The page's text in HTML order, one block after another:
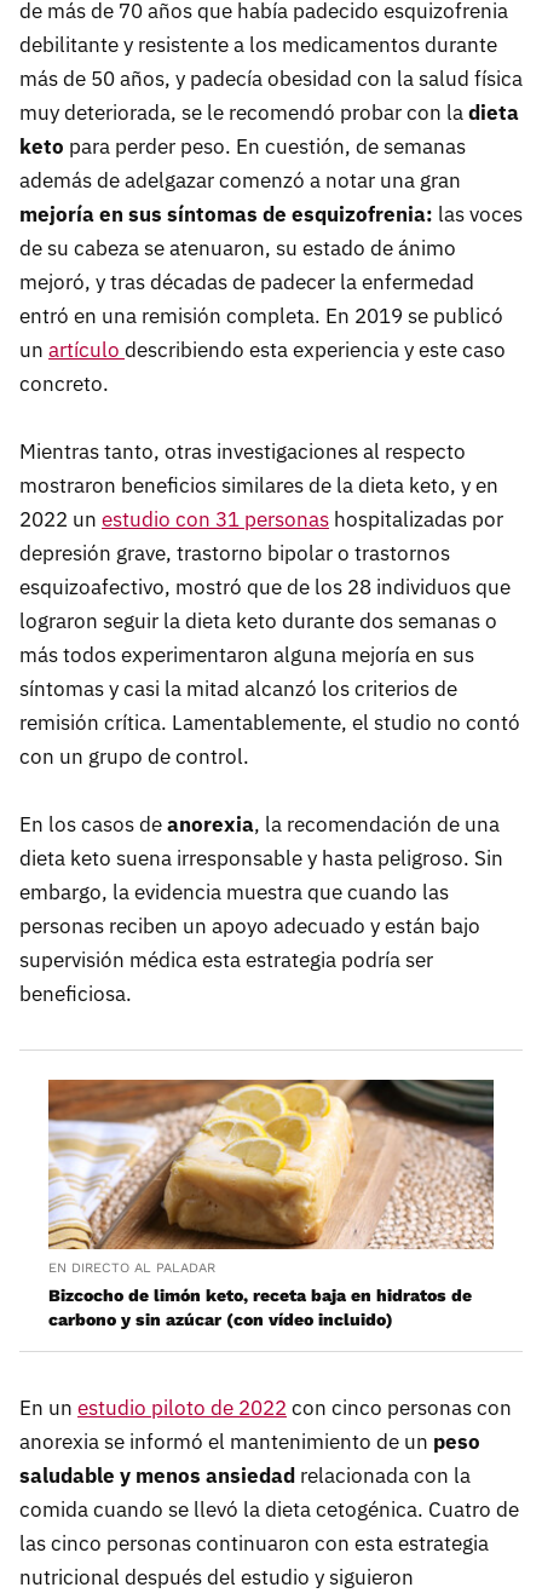
de más de 70 años que había padecido esquizofrenia
debilitante y resistente a los medicamentos durante
más de 50 años, y padecía obesidad con la salud física
muy deteriorada, se le recomendó probar con ladieta
keto para perder peso. En cuestión, de semanas
además de adelgazar comenzó a notar una gran
mejoría en sus síntomas de esquizofrenia: las voces
de su cabeza se atenuaron, su estado de ánimo
mejoró, y tras décadas de padecer la enfermedad
entró en una remisión completa. En 2019 se publicó
un artículo describiendo esta experiencia y este caso
concreto.
Mientras tanto, otras investigaciones al respecto
mostraron beneficios similares de la dieta keto, y en
2022 un estudio con 31 personas hospitalizadas por
depresión grave, trastorno bipolar o trastornos
esquizoafectivo, mostró que de los 28 individuos que
lograron seguir la dieta keto durante dos semanas o
más todos experimentaron alguna mejoría en sus
síntomas y casi la mitad alcanzó los criterios de
remisión crítica. Lamentablemente, el studio no contó
con un grupo de control.
En los casos deanorexia, la recomendación de una
dieta keto suena irresponsable y hasta peligroso. Sin
embargo, la evidencia muestra que cuando las
personas reciben un apoyo adecuado y están bajo
supervisión médica esta estrategia podría ser
beneficiosa.
EN DIRECTO AL PALADAR
Bizcocho de limón keto, receta baja en hidratos de
carbono y sin azúcar (con vídeo incluido)
En un estudio piloto de 2022 con cinco personas con
anorexia se informó el mantenimiento de un peso
saludable y menos ansiedad relacionada con la
comida cuando se llevó la dieta cetogénica. Cuatro de
las cinco personas continuaron con esta estrategia
nutricional después del estudio y siguieron